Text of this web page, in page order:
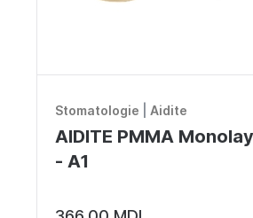
Stomatologie Aidite
AIDITE PMMA
- A1